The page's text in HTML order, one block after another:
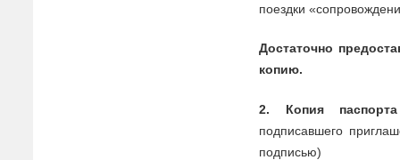
поездки «сопров
Достаточно предоста
копию.
2. Копия паспорта
подписавшего
подписью)